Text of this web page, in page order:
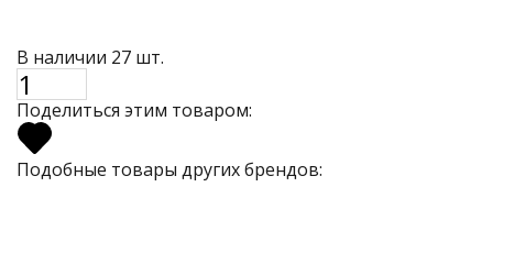
В наличии 27 шт.
Поделиться этим товаром:
Подобные товары других брендов: